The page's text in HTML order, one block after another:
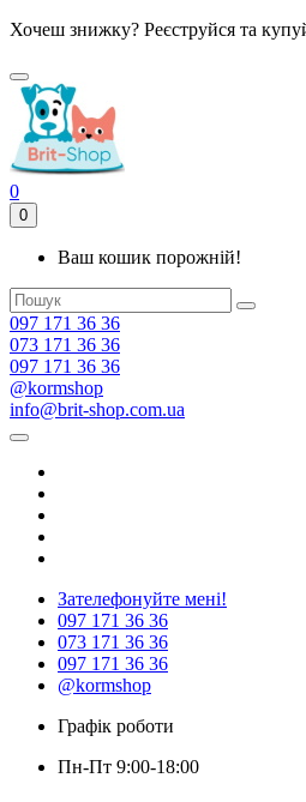
Хочеш знижку? Реєструйся та
0
0
Ваш кошик порожній!
097 171 36 36
073 171 36 36
097 171 36 36
@kormshop
info@brit-shop.com.ua
Зателефонуйте мені!
097 171 36 36
073 171 36 36
097 171 36 36
@kormshop
Графік роботи
Пн-Пт 9:00-18:00